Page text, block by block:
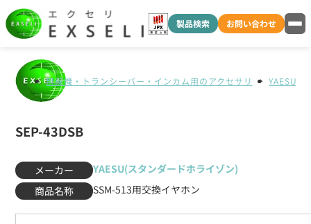
製品検索 お問い合わせ
無線機・トランシーバー・インカム用のアクセサリ YAESU(
SEP-43DSB
メーカー
YAESU(スタンダードホライゾン)
商品名称
SSM-513用交換イヤホン